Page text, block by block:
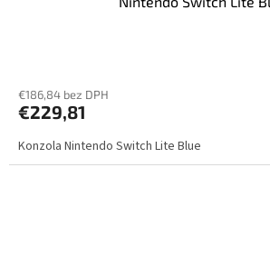
€186,84 bez DPH
€229,81
Konzola Nintendo Switch Lite Blue